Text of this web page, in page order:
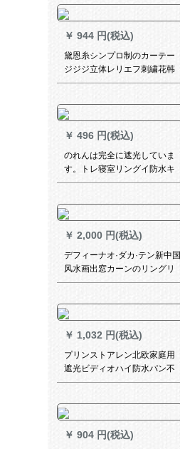
4.0 m幅*2.7 m高さ打穴式可改
高さ
￥ 944 円(税込)
黛恩糸シンプロ制のカーテー
ジジジ立体レリエフ刺繍花韩
式田园寝室リビ扫き出し窓カ
ダー毎米(加工无料)
￥ 496 円(税込)
のれんは完全に遮光していま
す。トレ寝室リングイ防水キ
ラー式のレインb 0633-3
￥ 2,000 円(税込)
デフィーナオ·ダカ·テン新中国
风水画出窓カーンのリングリ
ングリングリング寝室书房扫
ン6957-半遮光布-打孔既制カ
ーリングテーリング2.4*2.7メ
トル-ルB
￥ 1,032 円(税込)
プリンストアレン北欧家庭用
遮光ビディオハイ防水パン不
要オダカテージジ花鹿角
￥ 904 円(税込)